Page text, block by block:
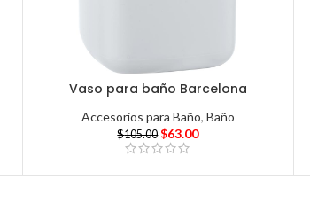
Vaso para baño Barcelona
Accesorios para Baño, Baño
$105.00 $63.00